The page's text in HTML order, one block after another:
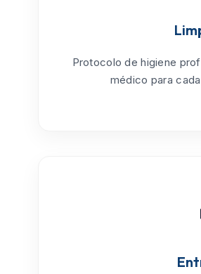
Protocolo dehigiene
médico para